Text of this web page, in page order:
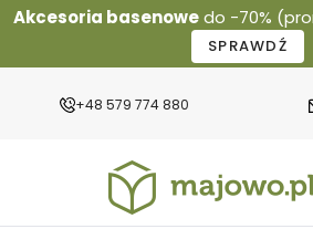
Akcesoria basenowedo -70%
SPRAWDŹ
+48 579 774 880